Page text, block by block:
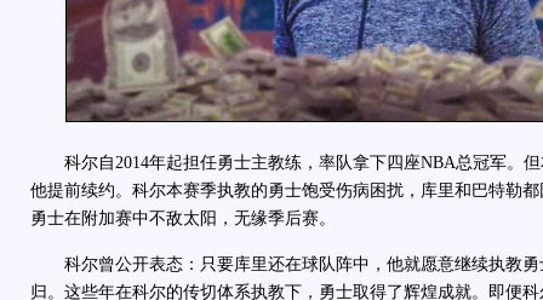
科尔自2014年起担任勇士主教练，率队拿下四座NBA总冠军。但
他提前续约。科尔本赛季执教的勇士饱受伤病困扰，库里和巴特勒
勇士在附加赛中不敌太阳，无缘季后赛。
科尔曾公开表态：只要库里还在球队阵中，他就愿意继续执教勇
归。这些年在科尔的传切体系执教下，勇士取得了辉煌成就。即便